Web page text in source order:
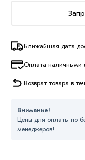
Ближайшая дата
Оплата наличными
Возврат товара в
Внимание!
Цены для оплаты по
менеджеров!